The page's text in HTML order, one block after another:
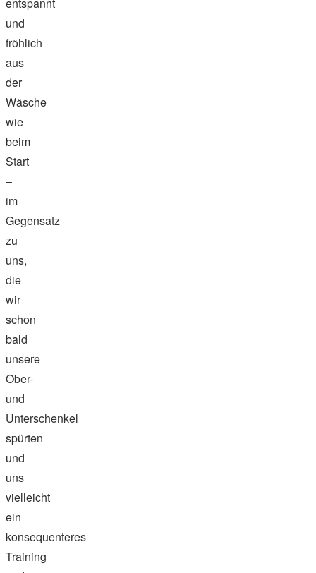
entspannt
und
fröhlich
aus
der
Wäsche
wie
beim
Start
–
im
Gegensatz
zu
uns,
die
wir
schon
bald
unsere
Ober-
und
Unterschenkel
spürten
und
uns
vielleicht
ein
konsequenteres
Training